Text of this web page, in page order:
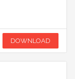
DOWNLOAD